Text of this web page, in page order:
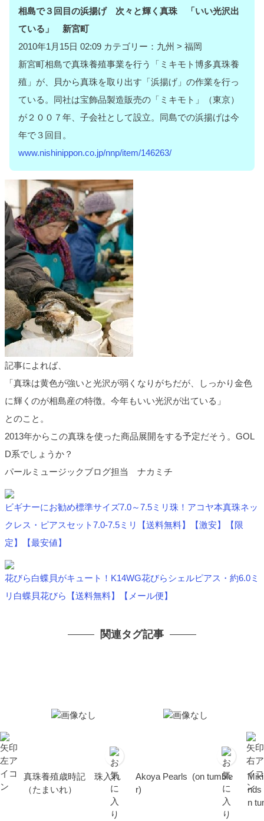
相島で３回目の浜揚げ 次々と輝く真珠 「いい光沢出
ている」 新宮町
2010年1月15日 02:09 カテゴリー：九州 > 福岡
新宮町相島で真珠養殖事業を行う「ミキモト博多真珠養
殖」が、貝から真珠を取り出す「浜揚げ」の作業を行っ
ている。同社は宝飾品製造販売の「ミキモト」（東京）
が２００７年、子会社として設立。同島での浜揚げは今
年で３回目。
www.nishinippon.co.jp/nnp/item/146263/
記事によれば、
「真珠は黄色が強いと光沢が弱くなりがちだが、しっかり金色
に輝くのが相島産の特徴。今年もいい光沢が出ている」
とのこと。
2013年からこの真珠を使った商品展開をする予定だそう。GOL
D系でしょうか？
パールミュージックブログ担当 ナカミチ
ビギナーにお勧め標準サイズ7.0～7.5ミリ珠！アコヤ本真珠ネッ
クレス・ピアスセット7.0-7.5ミリ【送料無料】【激安】【限
定】【最安値】
花びら白蝶貝がキュート！K14WG花びらシェルピアス・約6.0ミ
リ白蝶貝花びら【送料無料】【メール便】
関連タグ記事
真珠養殖歳時記 珠入れ
（たまいれ）
Akoya Pearls (on tumble
r)
nds
n